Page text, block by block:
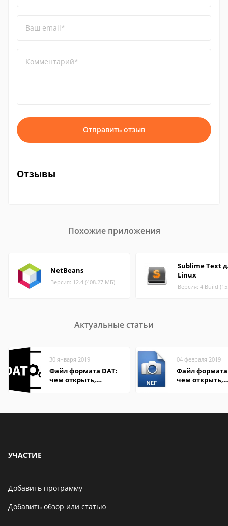
Ваш email*
Комментарий*
Отправить отзыв
Отзывы
Похожие приложения
NetBeans
Версия: 12.4 (408.27 МБ)
Sublime Text
Linux
Версия: 4 Build
Актуальные статьи
30 января 2019
Файл формата DAT:
чем открыть,
04 февраля 2019
Файл формата
чем открыть,
УЧАСТИЕ
Добавить программу
Добавить обзор или статью